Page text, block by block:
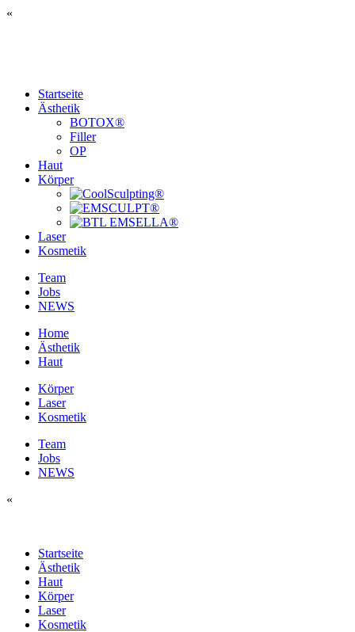
«
Startseite
Ästhetik
BOTOX®
Filler
OP
Haut
Körper
Laser
Kosmetik
Team
Jobs
NEWS
Home
Ästhetik
Haut
Körper
Laser
Kosmetik
Team
Jobs
NEWS
«
Startseite
Ästhetik
Haut
Körper
Laser
Kosmetik